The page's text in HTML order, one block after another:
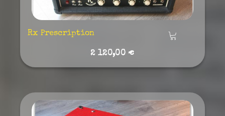
Rx Prescription
2 120,00 €